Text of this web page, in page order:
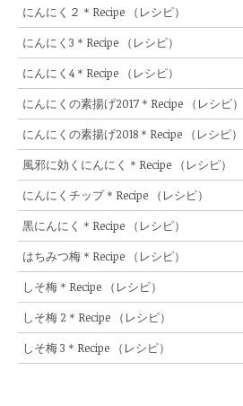
にんにく２＊Recipe （レシピ）
にんにく3＊Recipe （レシピ）
にんにく4＊Recipe （レシピ）
にんにくの素揚げ2017＊Recipe （レシピ）
にんにくの素揚げ2018＊Recipe （レシピ）
風邪に効くにんにく＊Recipe （レシピ）
にんにくチップ＊Recipe （レシピ）
黒にんにく＊Recipe （レシピ）
はちみつ梅＊Recipe （レシピ）
しそ梅＊Recipe （レシピ）
しそ梅 2＊Recipe （レシピ）
しそ梅 3＊Recipe （レシピ）